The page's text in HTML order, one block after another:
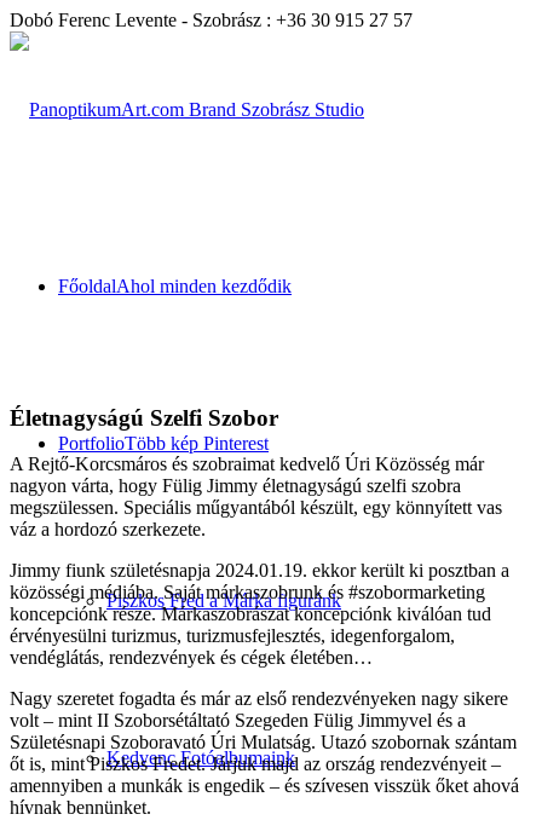
Dobó Ferenc Levente - Szobrász : +36 30 915 27 57
FőoldalAhol minden kezdődik
PortfolioTöbb kép Pinterest
Piszkos Fred a Márka figuránk
Kedvenc Fotóalbumaink
Életnagyságú Szelfi Szobor
A Rejtő-Korcsmáros és szobraimat kedvelő Úri Közösség már
nagyon várta, hogy Fülig Jimmy életnagyságú szelfi szobra
megszülessen. Speciális műgyantából készült, egy könnyített vas
váz a hordozó szerkezete.
Jimmy fiunk születésnapja 2024.01.19. ekkor került ki posztban a
közösségi médiába. Saját márkaszobrunk és #szobormarketing
koncepciónk része. Márkaszobrászat koncepciónk kiválóan tud
érvényesülni turizmus, turizmusfejlesztés, idegenforgalom,
vendéglátás, rendezvények és cégek életében…
Nagy szeretet fogadta és már az első rendezvényeken nagy sikere
volt – mint II Szoborsétáltató Szegeden Fülig Jimmyvel és a
Születésnapi Szoboravató Úri Mulatság. Utazó szobornak szántam
őt is, mint Piszkos Fredet. Járjuk majd az ország rendezvényeit –
amennyiben a munkák is engedik – és szívesen visszük őket ahová
hívnak bennünket.